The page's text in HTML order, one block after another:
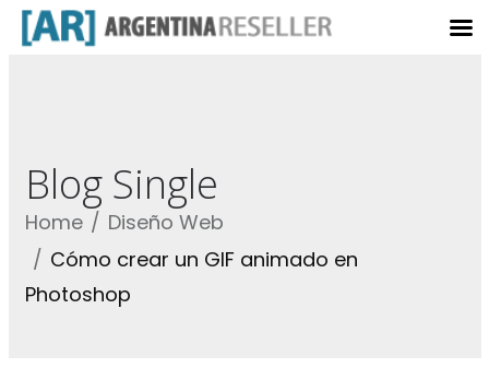
Blog Single
Home
Diseño Web
Cómo crear un GIF animado en
Photoshop